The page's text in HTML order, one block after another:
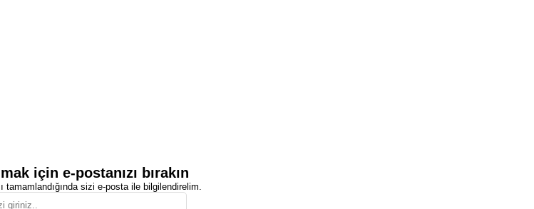
için e-postanızı bırakın
tamamlandığında sizi e-posta ile bilgilendirelim.